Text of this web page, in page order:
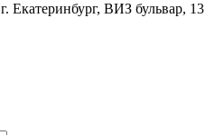
г. Екатеринбург, ВИЗ бульвар, 13